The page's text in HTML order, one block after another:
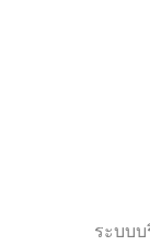
ระบบบ